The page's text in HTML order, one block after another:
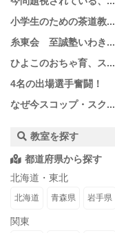
小学生のための茶道教...
糸東会 至誠塾いわき...
ひよこのおちゃ育、ス...
4名の出場選手奮闘！
なぜ今スコップ・スク...
教室を探す
都道府県から探す
北海道・東北
北海道 青森県 岩手県
関東